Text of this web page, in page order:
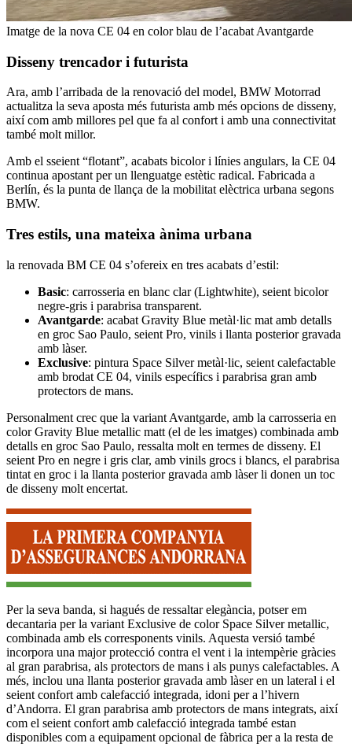
Imatge de la nova CE 04 en color blau de l’acabat Avantgarde
Disseny trencador i futurista
Ara, amb l’arribada de la renovació del model, BMW Motorrad
actualitza la seva aposta més futurista amb més opcions de disseny,
així com amb millores pel que fa al confort i amb una connectivitat
també molt millor.
Amb el sseient “flotant”, acabats bicolor i línies angulars, la CE 04
continua apostant per un llenguatge estètic radical. Fabricada a
Berlín, és la punta de llança de la mobilitat elèctrica urbana segons
BMW.
Tres estils, una mateixa ànima urbana
la renovada BM CE 04 s’ofereix en tres acabats d’estil:
Basic: carrosseria en blanc clar (Lightwhite), seient bicolor
negre-gris i parabrisa transparent.
Avantgarde: acabat Gravity Blue metàl·lic mat amb detalls
en groc Sao Paulo, seient Pro, vinils i llanta posterior gravada
amb làser.
Exclusive: pintura Space Silver metàl·lic, seient calefactable
amb brodat CE 04, vinils específics i parabrisa gran amb
protectors de mans.
Personalment crec que la variant Avantgarde, amb la carrosseria en
color Gravity Blue metallic matt (el de les imatges) combinada amb
detalls en groc Sao Paulo, ressalta molt en termes de disseny. El
seient Pro en negre i gris clar, amb vinils grocs i blancs, el parabrisa
tintat en groc i la llanta posterior gravada amb làser li donen un toc
de disseny molt encertat.
Per la seva banda, si hagués de ressaltar elegància, potser em
decantaria per la variant Exclusive de color Space Silver metallic,
combinada amb els corresponents vinils. Aquesta versió també
incorpora una major protecció contra el vent i la intempèrie gràcies
al gran parabrisa, als protectors de mans i als punys calefactables. A
més, inclou una llanta posterior gravada amb làser en un lateral i el
seient confort amb calefacció integrada, idoni per a l’hivern
d’Andorra. El gran parabrisa amb protectors de mans integrats, així
com el seient confort amb calefacció integrada també estan
disponibles com a equipament opcional de fàbrica per a la resta de